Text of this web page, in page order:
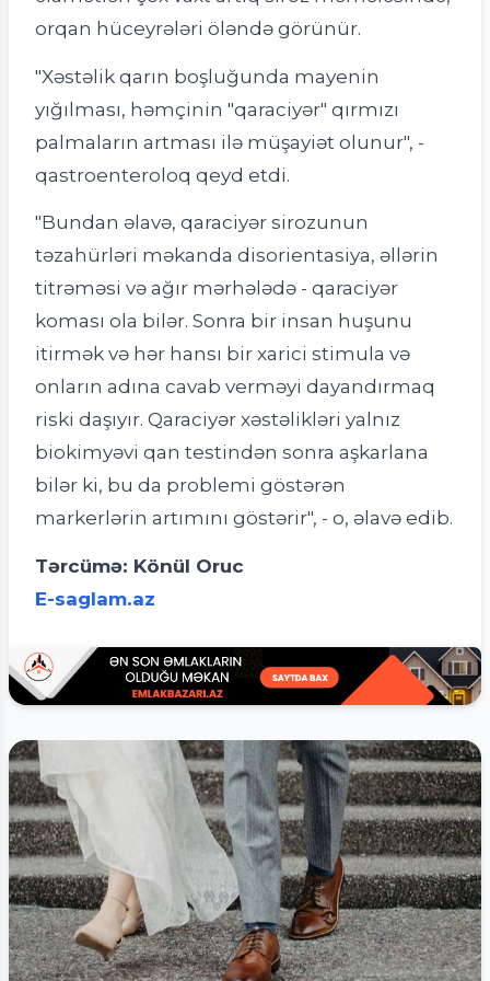
orqan hüceyrələri öləndə görünür.
"Xəstəlik qarın boşluğunda mayenin
yığılması, həmçinin "qaraciyər" qırmızı
palmaların artması ilə müşayiət olunur", -
qastroenteroloq qeyd etdi.
"Bundan əlavə, qaraciyər sirozunun
təzahürləri məkanda disorientasiya, əllərin
titrəməsi və ağır mərhələdə - qaraciyər
koması ola bilər. Sonra bir insan huşunu
itirmək və hər hansı bir xarici stimula və
onların adına cavab verməyi dayandırmaq
riski daşıyır. Qaraciyər xəstəlikləri yalnız
biokimyəvi qan testindən sonra aşkarlana
bilər ki, bu da problemi göstərən
markerlərin artımını göstərir", - o, əlavə edib.
Tərcümə: Könül Oruc
E-saglam.az